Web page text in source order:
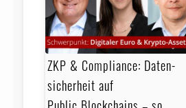
ZKP & Compliance: Daten­
sicher­heit auf